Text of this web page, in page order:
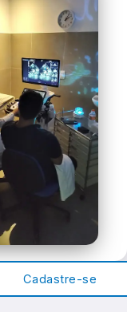
Cadastre-se